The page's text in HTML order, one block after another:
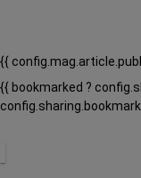
{{
{{ bookmarked ?